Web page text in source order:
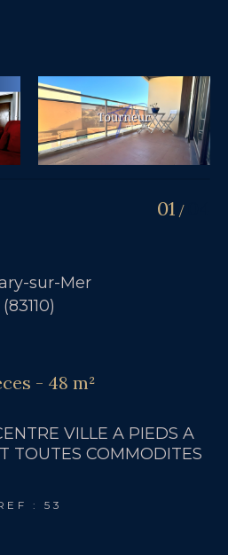
01 /
sur-Mer
(83110)
- 48 m²
VILLE A PIEDS A
TOUTES COMMODITES
: 53